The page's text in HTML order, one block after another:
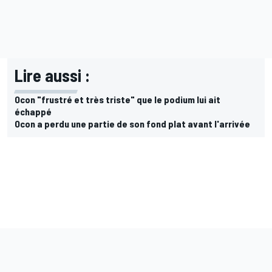
Lire aussi :
Ocon "frustré et très triste" que le podium lui ait
échappé
Ocon a perdu une partie de son fond plat avant l'arrivée